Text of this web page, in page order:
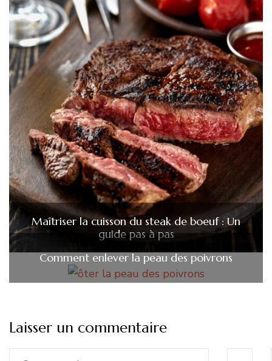
Maîtriser la cuisson du steak de boeuf : Un
guide pas à pas
Comment enlever la peau des poivrons
Laisser un commentaire